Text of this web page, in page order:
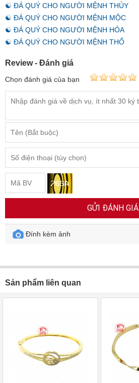
☯ ĐÁ QUÝ CHO NGƯỜI MỆNH THỦY
☯ ĐÁ QUÝ CHO NGƯỜI MỆNH MỘC
☯ ĐÁ QUÝ CHO NGƯỜI MỆNH HỎA
☯ ĐÁ QUÝ CHO NGƯỜI MỆNH THỔ
Review - Đánh giá
Chọn đánh giá của bạn
GỬI ĐÁNH GIÁ
Đính kèm ảnh
Sản phẩm liên quan